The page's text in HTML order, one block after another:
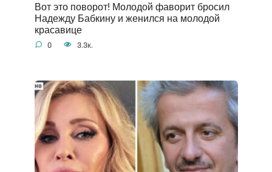
Вот это поворот! Молодой фаворит бросил
Надежду Бабкину и женился на молодой
красавице
0 3.3к.